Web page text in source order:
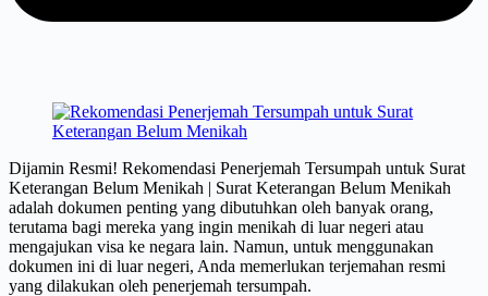
Dijamin Resmi! Rekomendasi Penerjemah Tersumpah untuk Surat
Keterangan Belum Menikah | Surat Keterangan Belum Menikah
adalah dokumen penting yang dibutuhkan oleh banyak orang,
terutama bagi mereka yang ingin menikah di luar negeri atau
mengajukan visa ke negara lain. Namun, untuk menggunakan
dokumen ini di luar negeri, Anda memerlukan terjemahan resmi
yang dilakukan oleh penerjemah tersumpah.